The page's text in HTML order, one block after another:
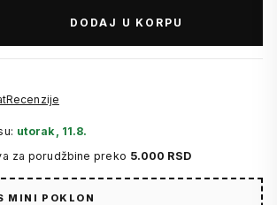
DODAJ U KORPU
Recenzije
utorak, 11.8.
za porudžbine preko 5.000 RSD
MINI POKLON